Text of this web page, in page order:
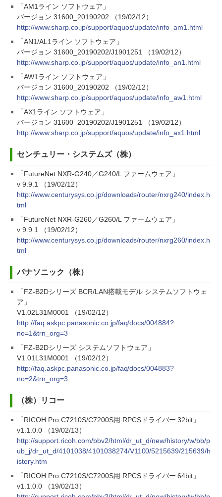
「AM1ライン ソフトウェア」
バージョン 31600_20190202 （19/02/12）
http://www.sharp.co.jp/support/aquos/update/info_am1.html
「AN1/AL1ライン ソフトウェア」
バージョン 31600_20190202/J1901251 （19/02/12）
http://www.sharp.co.jp/support/aquos/update/info_an1.html
「AW1ライン ソフトウェア」
バージョン 31600_20190202 （19/02/12）
http://www.sharp.co.jp/support/aquos/update/info_aw1.html
「AX1ライン ソフトウェア」
バージョン 31600_20190202/J1901251 （19/02/12）
http://www.sharp.co.jp/support/aquos/update/info_ax1.html
センチュリー・システムズ（株）
「FutureNet NXR-G240／G240/L ファームウェア」
v 9.9.1 （19/02/12）
http://www.centurysys.co.jp/downloads/router/nxrg240/index.h
tml
「FutureNet NXR-G260／G260/L ファームウェア」
v 9.9.1 （19/02/12）
http://www.centurysys.co.jp/downloads/router/nxrg260/index.h
tml
パナソニック（株）
「FZ-B2Dシリーズ BCR/LAN搭載モデル システムソフトウェ
ア」
V1.02L31M0001 （19/02/12）
http://faq.askpc.panasonic.co.jp/faq/docs/004884?
no=1&trn_org=3
「FZ-B2Dシリーズ システムソフトウェア」
V1.01L31M0001 （19/02/12）
http://faq.askpc.panasonic.co.jp/faq/docs/004883?
no=2&trn_org=3
（株）リコー
「RICOH Pro C7210S/C7200S用 RPCSドライバー 32bit」
v1.1.0.0 （19/02/13）
http://support.ricoh.com/bbv2/html/dr_ut_d/new/history/w/bb/p
ub_j/dr_ut_d/4101038/4101038274/V1100/5215639/215639/h
istory.htm
「RICOH Pro C7210S/C7200S用 RPCSドライバー 64bit」
v1.1.0.0 （19/02/13）